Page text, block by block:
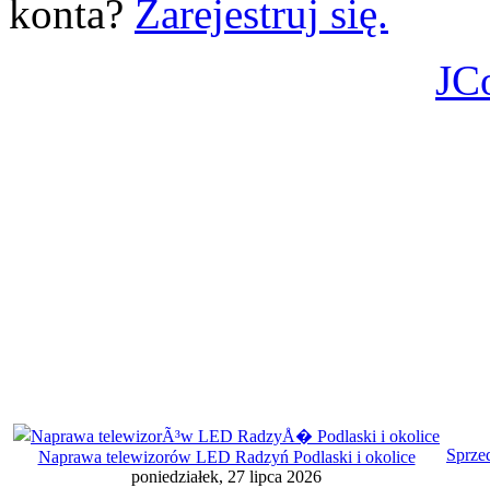
konta? Zarejestruj się.
Naprawa telewizorów LED Radzyń Podlaski i okolice
poniedziałek, 27 lipca 2026